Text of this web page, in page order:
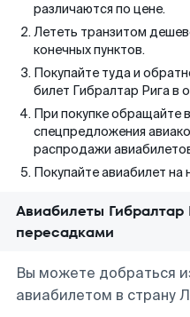
различаются по цене.
Лететь транзитом
конечных пунктов.
Покупайте туда и
билет Гибралтар Рига в
При покупке обращайте
спецпредложения
распродажи
Покупайте авиабилет на
Авиабилеты
пересадками
Вы можете добраться
авиабилетом в страну